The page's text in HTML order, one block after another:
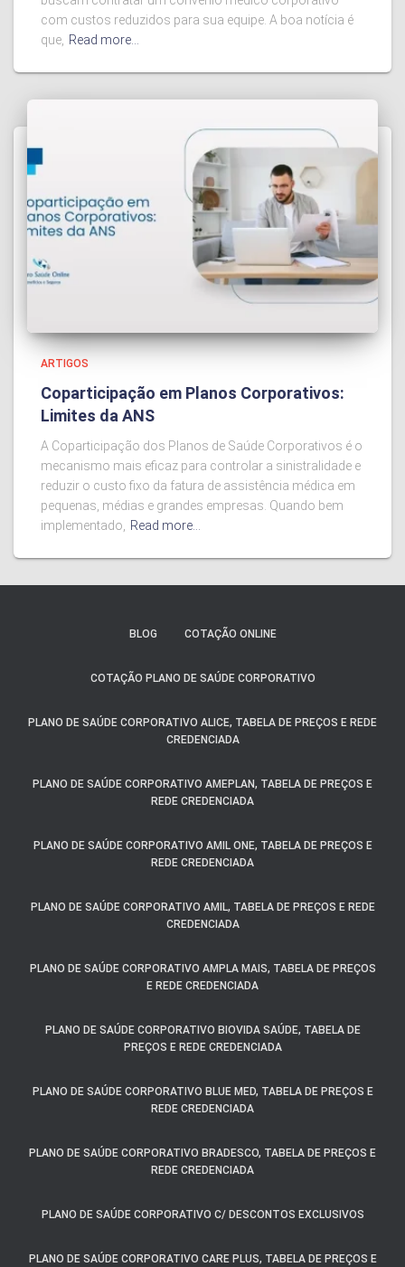
com custos reduzidos para sua equipe. A boa notícia é
que, Read more…
ARTIGOS
Coparticipação em Planos Corporativos:
Limites da ANS
A Coparticipação dos Planos de Saúde Corporativos é o
mecanismo mais eficaz para controlar a sinistralidade e
reduzir o custo fixo da fatura de assistência médica em
pequenas, médias e grandes empresas. Quando bem
implementado, Read more…
BLOG COTAÇÃO ONLINE
COTAÇÃO PLANO DE SAÚDE CORPORATIVO
PLANO DE SAÚDE CORPORATIVO ALICE, TABELA DE PREÇOS E REDE
CREDENCIADA
PLANO DE SAÚDE CORPORATIVO AMEPLAN, TABELA DE PREÇOS E
REDE CREDENCIADA
PLANO DE SAÚDE CORPORATIVO AMIL ONE, TABELA DE PREÇOS E
REDE CREDENCIADA
PLANO DE SAÚDE CORPORATIVO AMIL, TABELA DE PREÇOS E REDE
CREDENCIADA
PLANO DE SAÚDE CORPORATIVO AMPLA MAIS, TABELA DE PREÇOS
E REDE CREDENCIADA
PLANO DE SAÚDE CORPORATIVO BIOVIDA SAÚDE, TABELA DE
PREÇOS E REDE CREDENCIADA
PLANO DE SAÚDE CORPORATIVO BLUE MED, TABELA DE PREÇOS E
REDE CREDENCIADA
PLANO DE SAÚDE CORPORATIVO BRADESCO, TABELA DE PREÇOS E
REDE CREDENCIADA
PLANO DE SAÚDE CORPORATIVO C/ DESCONTOS EXCLUSIVOS
PLANO DE SAÚDE CORPORATIVO CARE PLUS, TABELA DE PREÇOS E